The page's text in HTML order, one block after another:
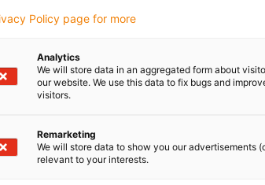
many industries to transmit dynamic forces
thread direction, thread type and
die-cast stainless steel (1.4301) available.
Policy page for more
Analytics
We will store data in an aggregated form about
our website. We use this data to fix bugs and
visitors.
Remarketing
We will store data to show you our advertisements
relevant to your interests.